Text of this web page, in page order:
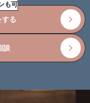
も可
する
談